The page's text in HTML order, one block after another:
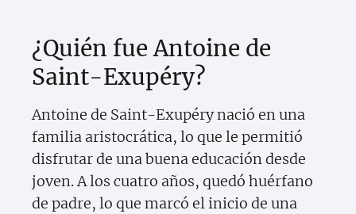
¿Quién fue Antoine de
Saint-Exupéry?
Antoine de Saint-Exupéry nació en una
familia aristocrática, lo que le permitió
disfrutar de una buena educación desde
joven. A los cuatro años, quedó huérfano
de padre, lo que marcó el inicio de una